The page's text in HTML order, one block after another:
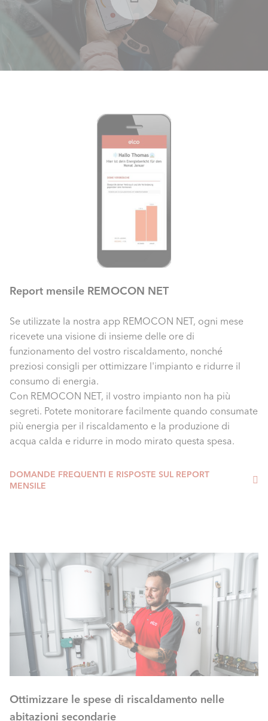
Report mensile REMOCON NET
Se utilizzate la nostra app REMOCON NET, ogni mese
ricevete una visione di insieme delle ore di
funzionamento del vostro riscaldamento, nonché
preziosi consigli per ottimizzare l'impianto e ridurre il
consumo di energia.
Con REMOCON NET, il vostro impianto non ha più
segreti. Potete monitorare facilmente quando consumate
più energia per il riscaldamento e la produzione di
acqua calda e ridurre in modo mirato questa spesa.
DOMANDE FREQUENTI E RISPOSTE SUL REPORT
MENSILE
Ottimizzare le spese di riscaldamento nelle
abitazioni secondarie